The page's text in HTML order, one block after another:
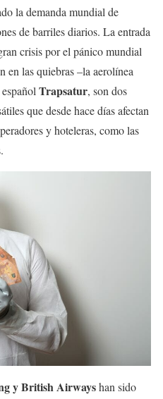
la demanda mundial de
de barriles diarios. La entrada
crisis por el pánico mundial
en las quiebras –la aerolínea
Trapsatur, son dos
que desde hace días afectan
y hoteleras, como las
y British Airwayshan sido